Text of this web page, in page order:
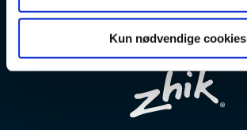
Kun nødvendige cookies